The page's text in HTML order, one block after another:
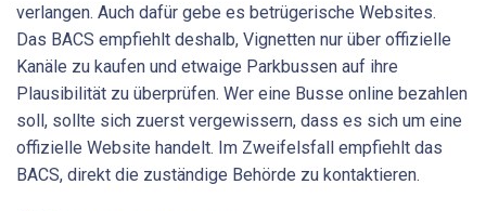
verlangen. Auch dafür gebe es betrügerische Websites.
Das BACS empfiehlt deshalb, Vignetten nur über offizielle
Kanäle zu kaufen und etwaige Parkbussen auf ihre
Plausibilität zu überprüfen. Wer eine Busse online bezahlen
soll, sollte sich zuerst vergewissern, dass es sich um eine
offizielle Website handelt. Im Zweifelsfall empfiehlt das
BACS, direkt die zuständige Behörde zu kontaktieren.